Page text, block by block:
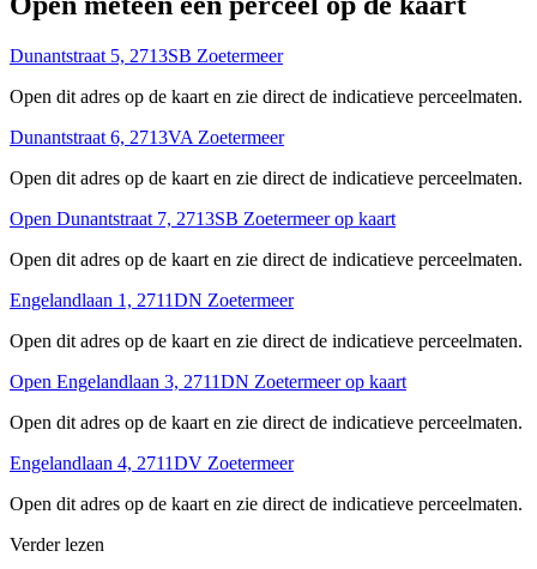
Dunantstraat 5, 2713SB Zoetermeer
Open dit adres op de kaart en zie direct de indicatieve perceelmaten.
Dunantstraat 6, 2713VA Zoetermeer
Open dit adres op de kaart en zie direct de indicatieve perceelmaten.
Open Dunantstraat 7, 2713SB Zoetermeer op kaart
Open dit adres op de kaart en zie direct de indicatieve perceelmaten.
Engelandlaan 1, 2711DN Zoetermeer
Open dit adres op de kaart en zie direct de indicatieve perceelmaten.
Open Engelandlaan 3, 2711DN Zoetermeer op kaart
Open dit adres op de kaart en zie direct de indicatieve perceelmaten.
Engelandlaan 4, 2711DV Zoetermeer
Open dit adres op de kaart en zie direct de indicatieve perceelmaten.
Verder lezen